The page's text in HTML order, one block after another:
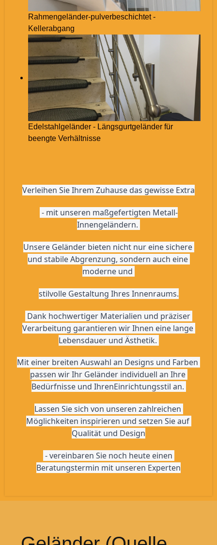
Rahmengeländer-pulverbeschichtet -
Kellerabgang
Edelstahlgeländer - Längsgurtgeländer für
beengte Verhältnisse
Verleihen Sie Ihrem Zuhause das gewisse Extra
Innengeländern.
Unsere Geländer bieten nicht nur eine sichere
und stabile Abgrenzung, sondern auch eine
moderne und
stilvolle Gestaltung Ihres Innenraums.
Verarbeitung garantieren wir Ihnen eine lange
Lebensdauer und Ästhetik.
Mit einer breiten Auswahl an Designs und Farben
passen wir Ihr Geländer individuell an Ihre
Bedürfnisse und IhrenEinrichtungsstil an.
Lassen Sie sich von unseren zahlreichen
Möglichkeiten inspirieren und setzen Sie auf
Qualität und Design
Beratungstermin mit unseren Experten